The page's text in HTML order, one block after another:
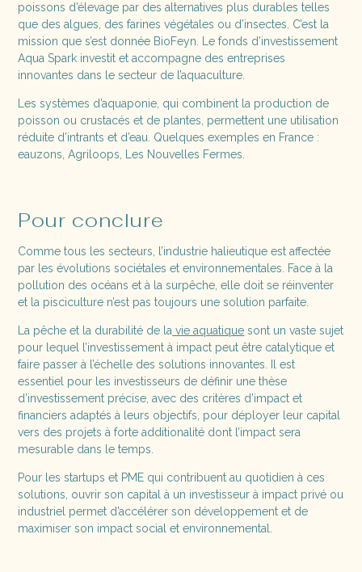
poissons d’élevage par des alternatives plus durables telles
que des algues, des farines végétales ou d’insectes. C’est la
mission que s’est donnée BioFeyn. Le fonds d’investissement
Aqua Spark investit et accompagne des entreprises
innovantes dans le secteur de l’aquaculture.
Les systèmes d’aquaponie, qui combinent la production de
poisson ou crustacés et de plantes, permettent une utilisation
réduite d’intrants et d’eau. Quelques exemples en France :
eauzons, Agriloops, Les Nouvelles Fermes.
Pour conclure
Comme tous les secteurs, l’industrie halieutique est affectée
par les évolutions sociétales et environnementales. Face à la
pollution des océans et à la surpêche, elle doit se réinventer
et la pisciculture n’est pas toujours une solution parfaite.
La pêche et la durabilité de la vie aquatique sont un vaste sujet
pour lequel l’investissement à impact peut être catalytique et
faire passer à l’échelle des solutions innovantes. Il est
essentiel pour les investisseurs de définir une thèse
d’investissement précise, avec des critères d’impact et
financiers adaptés à leurs objectifs, pour déployer leur capital
vers des projets à forte additionalité dont l’impact sera
mesurable dans le temps.
Pour les startups et PME qui contribuent au quotidien à ces
solutions, ouvrir son capital à un investisseur à impact privé ou
industriel permet d’accélérer son développement et de
maximiser son impact social et environnemental.